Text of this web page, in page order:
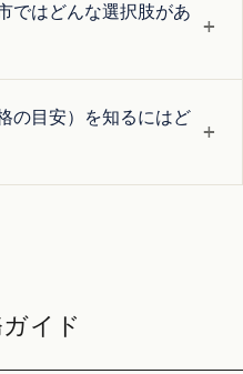
ではどんな選択肢があ
+
の目安）を知るにはど
+
イド